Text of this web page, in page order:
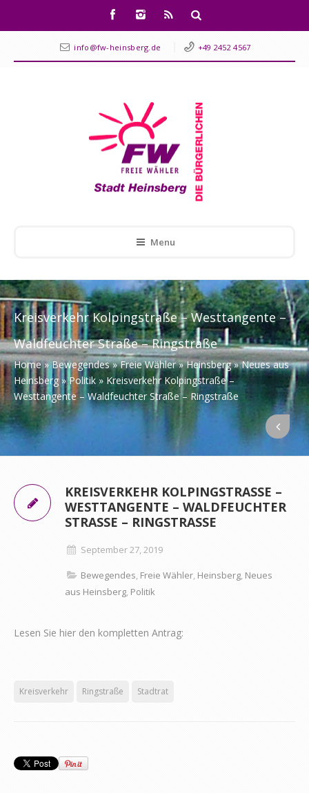
info@fw-heinsberg.de +49 2452 4567
Menu
Kreisverkehr Kolpingstraße – Westtangente –
Waldfeuchter Straße – Ringstraße
Home » Bewegendes » Freie Wähler » Heinsberg » Neues aus
Heinsberg » Politik » Kreisverkehr Kolpingstraße –
Westtangente – Waldfeuchter Straße – Ringstraße
KREISVERKEHR KOLPINGSTRASSE – W
ESTTANGENTE – WALDFEUCHTER S
TRASSE – RINGSTRASSE
September 27, 2019
Bewegendes,Freie Wähler,Heinsberg,Neues
aus Heinsberg,Politik
Lesen Sie hier den kompletten Antrag:
Kreisverkehr Ringstraße Stadtrat